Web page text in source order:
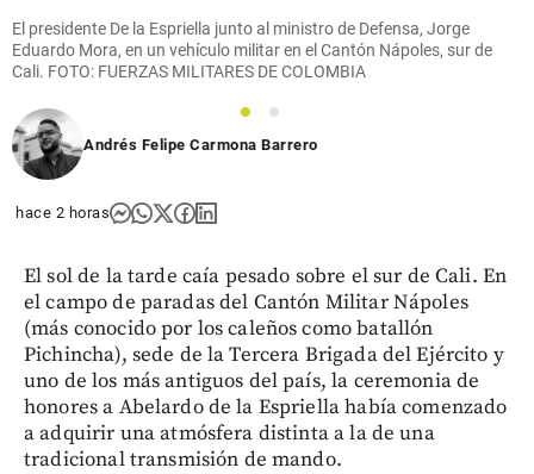
El presidente De la Espriella junto al ministro de Defensa, Jorge
Eduardo Mora, en un vehículo militar en el Cantón Nápoles, sur de
Cali. FOTO: FUERZAS MILITARES DE COLOMBIA
1
2
Andrés Felipe Carmona Barrero
hace 2 horas
El sol de la tarde caía pesado sobre el sur de Cali. En
el campo de paradas del Cantón Militar Nápoles
(más conocido por los caleños como batallón
Pichincha), sede de la Tercera Brigada del Ejército y
uno de los más antiguos del país, la ceremonia de
honores a Abelardo de la Espriella había comenzado
a adquirir una atmósfera distinta a la de una
tradicional transmisión de mando.